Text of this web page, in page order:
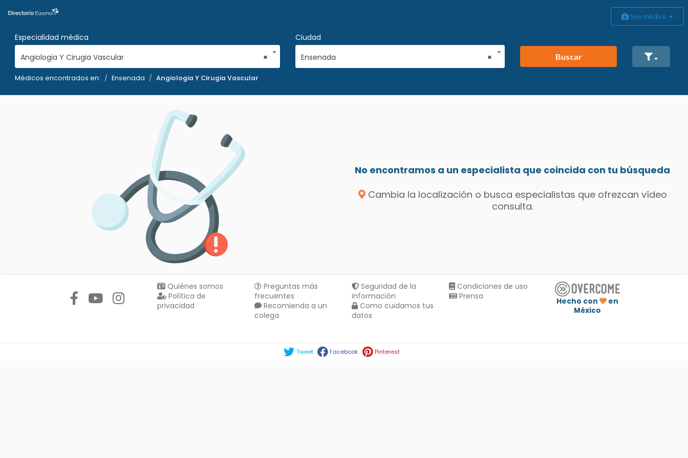
Soy médico
Especialidad médica
×
Angiologia Y Cirugia Vascular
Ciudad
×
Ensenada Buscar
Médicos encontrados en: Ensenada Angiologia Y Cirugia Vascular
No encontramos a un especialista que coincida con tu búsqueda
Cambia la localización o busca especialistas que ofrezcan vídeo
consulta.
Quiénes somos
Política de
privacidad
Preguntas más
frecuentes
Recomienda a un
colega
Seguridad de la
información
Como cuidamos tus
datos
Condiciones de uso
Prensa
Hecho con
en
México
Tweet Facebook Pinterest